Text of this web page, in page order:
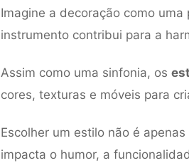
Imagine a decoração como
instrumento contribui para a
Assim como uma sinfonia, os
cores, texturas e móveis para
Escolher um estilo não é
impacta o humor, a